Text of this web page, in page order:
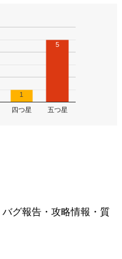
四つ星 五つ星
1
5
バグ報告・攻略情報・質